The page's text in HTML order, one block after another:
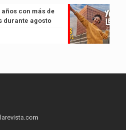
con más de
durante agosto